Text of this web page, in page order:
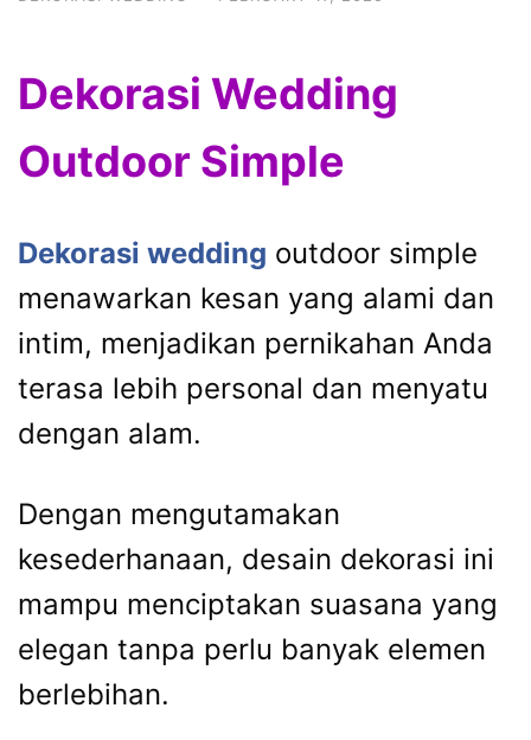
Dekorasi Wedding
Outdoor Simple
Dekorasi wedding outdoor simple
menawarkan kesan yang alami dan
intim, menjadikan pernikahan Anda
terasa lebih personal dan menyatu
dengan alam.
Dengan mengutamakan
kesederhanaan, desain dekorasi ini
mampu menciptakan suasana yang
elegan tanpa perlu banyak elemen
berlebihan.